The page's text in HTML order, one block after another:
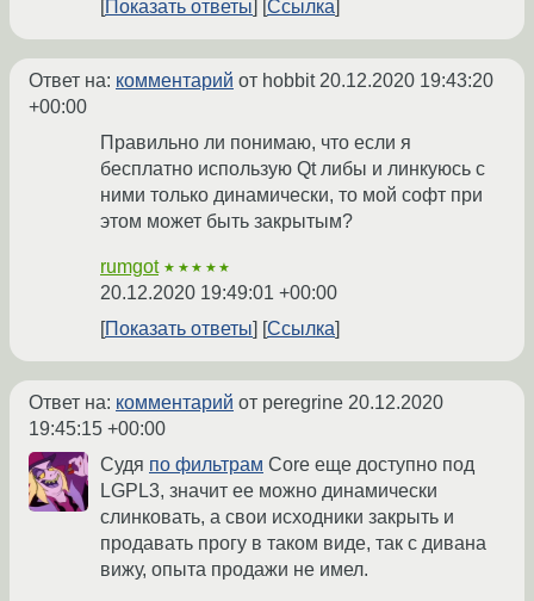
Показать ответы
Ссылка
Ответ на: комментарий от hobbit20.12.2020 19:43:20
+00:00
Правильно ли понимаю, что если я
бесплатно использую Qt либы и линкуюсь с
ними только динамически, то мой софт при
этом может быть закрытым?
rumgot ★★★★★
20.12.2020 19:49:01 +00:00
Показать ответы
Ссылка
Ответ на: комментарий от peregrine 20.12.2020
19:45:15 +00:00
Судя по фильтрам Core еще доступно под
LGPL3, значит ее можно динамически
слинковать, а свои исходники закрыть и
продавать прогу в таком виде, так с дивана
вижу, опыта продажи не имел.